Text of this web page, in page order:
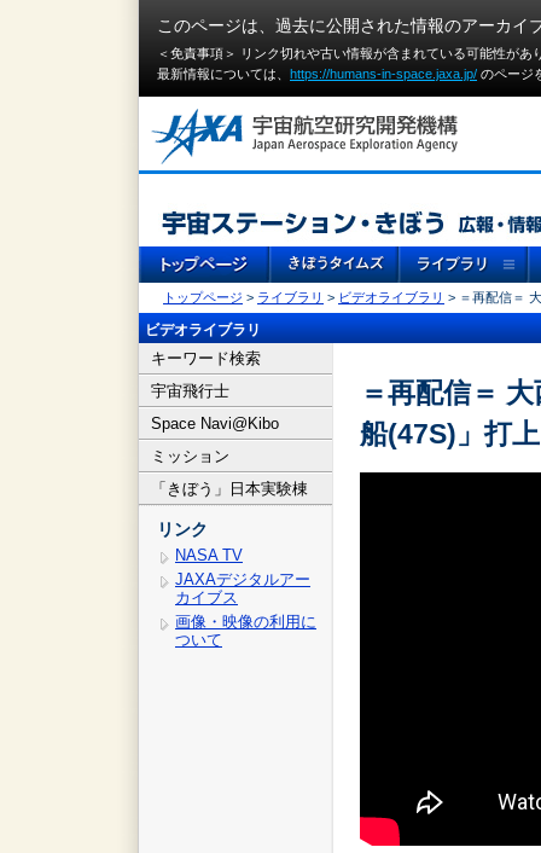
このページは、過去に公開された情報のアーカイ
＜免責事項＞ リンク切れや古い情報が含まれている可能性が
最新情報については、 https://humans-in-space.jaxa.jp/ のページ
トップページ > ライブラリ > ビデオライブラリ > ＝再配信＝
ビデオライブラリ
キーワード検索
宇宙飛行士
Space Navi@Kibo
ミッション
「きぼう」日本実験棟
リンク
NASA TV
JAXAデジタルアー
カイブス
画像・映像の利用に
ついて
＝再配信＝
船(47S)」打